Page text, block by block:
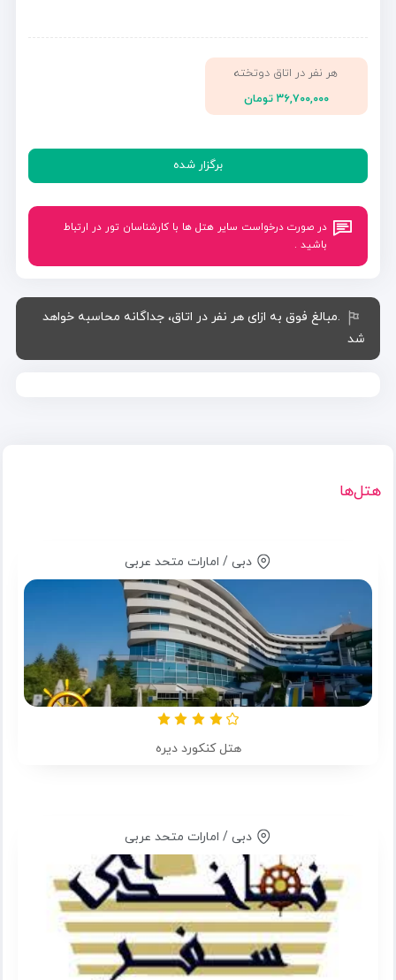
هر نفر در اتاق دوتخته
۳۶,۷۰۰,۰۰۰ تومان
برگزار شده
در صورت درخواست سایر هتل ها با کارشناسان تور در ارتباط
باشید .
.مبالغ فوق به ازای هر نفر در اتاق، جداگانه محاسبه خواهد
شد
هتل‌ها
دبی / امارات متحد عربی
هتل کنکورد دیره
دبی / امارات متحد عربی